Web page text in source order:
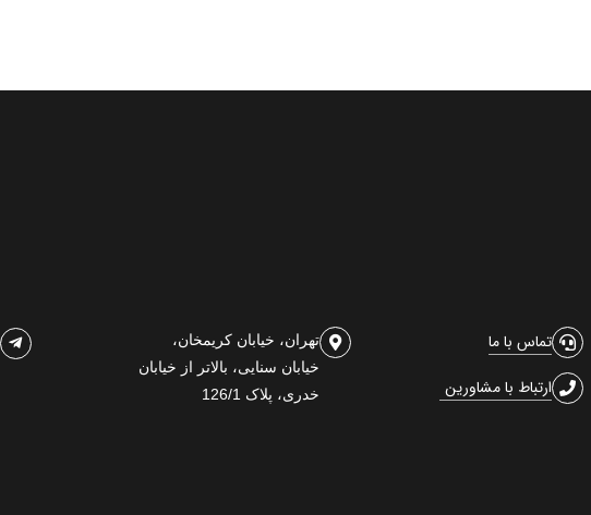
تماس با ما
ارتباط با مشاورین
تهران، خیابان کریمخان،
خیابان سنایی، بالاتر از خیابان
خدری، پلاک 126/1